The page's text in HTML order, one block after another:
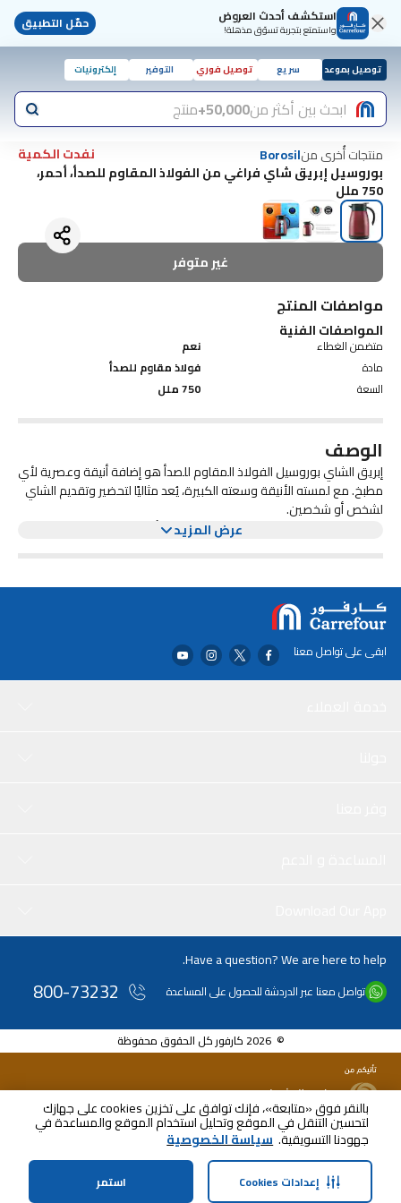
بالنقر فوق «متابعة»، فإنك توافق على تخزين cookies على جهازك
لتحسين التنقل في الموقع وتحليل استخدام الموقع والمساعدة في
جهودنا التسويقية. سياسة الخصوصية
استمر إعدادات Cookies
استكشف أحدث العروض
واستمتع بتجربة تسوّق مذهلة! حمّل التطبيق
توصيل بموعد سريع توصيل فوري التوفير إلكترونيات
ابحث بين أكثر من50,000+ منتج
منتجات أُخرى منBorosil
نفدت الكمية
بوروسيل إبريق شاي فراغي من الفولاذ المقاوم للصدأ، أحمر،
750 ملل
غير متوفر
مواصفات المنتج
المواصفات الفنية
متضمن الغطاء
نعم
مادة
فولاذ مقاوم للصدأ
السعة
750 ملل
الوصف
إبريق الشاي بوروسيل الفولاذ المقاوم للصدأ هو إضافة أنيقة وعصرية لأي
مطبخ. مع لمسته الأنيقة وسعته الكبيرة، يُعد مثاليًا لتحضير وتقديم الشاي
لشخص أو شخصين.
هذا الإبريق مصنوع من الفولاذ المقاوم للصدأ عالي الجودة، مما يضمن
سواء كنت من عشاق الشاي أو ببساطة تستمتع بكوب شاي ساخن بين
الحين والآخر، فإن إبريق الشاي بوروسيل الفولاذ المقاوم للصدأ هو من
الضروريات. تصميمه العصري ووظيفته يجعلان منه خيارًا رائعًا لأي محب
عرض المزيد
ابقى على تواصل معنا
Have a question? We are here to help.
تواصل معنا عبر الدردشة للحصول على المساعدة 800-73232
© 2026 كارفور كل الحقوق محفوظة